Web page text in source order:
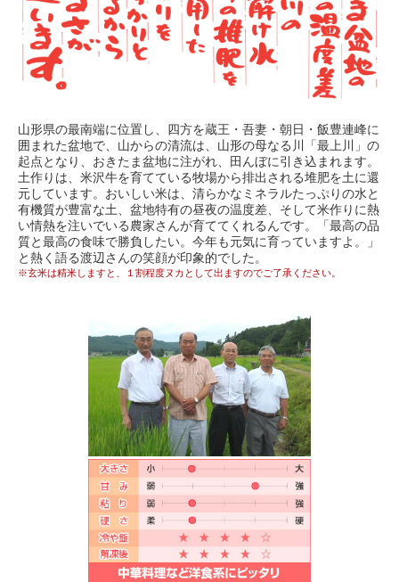
山形県の最南端に位置し、四方を蔵王・吾妻・朝日・飯豊連峰に
囲まれた盆地で、山からの清流は、山形の母なる川「最上川」の
起点となり、おきたま盆地に注がれ、田んぼに引き込まれます。
土作りは、米沢牛を育てている牧場から排出される堆肥を土に還
元しています。おいしい米は、清らかなミネラルたっぷりの水と
有機質が豊富な土、盆地特有の昼夜の温度差、そして米作りに熱
い情熱を注いでいる農家さんが育ててくれるんです。「最高の品
質と最高の食味で勝負したい。今年も元気に育っていますよ。」
と熱く語る渡辺さんの笑顔が印象的でした。
※玄米は精米しますと、１割程度ヌカとして出ますのでご了承ください。